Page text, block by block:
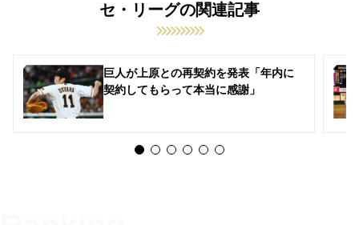
セ・リーグの関連記事
巨人が上原との再契約を発表「年内に
契約してもらって本当に感謝」